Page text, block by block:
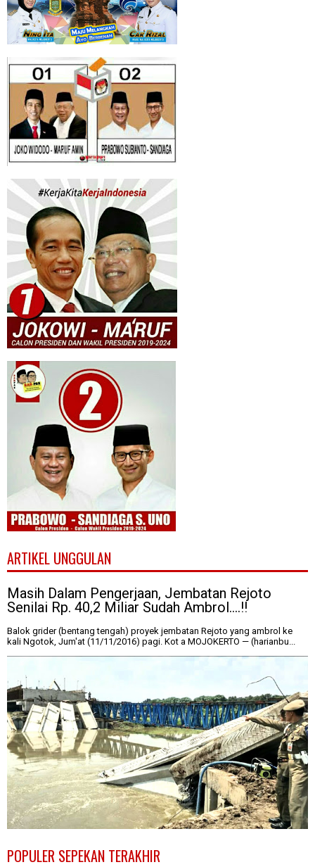
ARTIKEL UNGGULAN
Masih Dalam Pengerjaan, Jembatan Rejoto
Senilai Rp. 40,2 Miliar Sudah Ambrol....!!
Balok grider (bentang tengah) proyek jembatan Rejoto yang ambrol ke
kali Ngotok, Jum'at (11/11/2016) pagi. Kot a MOJOKERTO — (harianbu...
POPULER SEPEKAN TERAKHIR